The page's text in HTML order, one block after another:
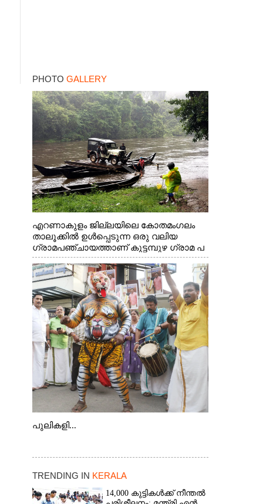
PHOTO GALLERY
എറണാകുളം ജില്ലയിലെ കോതമംഗലം
താലൂക്കിൽ ഉൾപ്പെടുന്ന ഒരു വലിയ
ഗ്രാമപഞ്ചായത്താണ് കുട്ടമ്പുഴ ഗ്രാമ പ
ഞ്ചായത്ത്. ആദിവാസി ഊരുകളായ
വെള്ളാരംകുത്ത്, കത്തിപ്പാറ, ഉറിയംപെട്ടി,
തേക്കല്ല്, വെട്ടിക്കല്ല്, മഞ്ചപ്പാറ എന്നീ
ആറു സ്ഥലങ്ങളിലേക്കുള്ള പ്രധാന
സഞ്ചാര മാർഗമാണ് ഈ കാണുന്ന
കടത്ത് വള്ളം
പുലികളി...
TRENDING IN KERALA
14,000 കുട്ടികൾക്ക് നീന്തൽ